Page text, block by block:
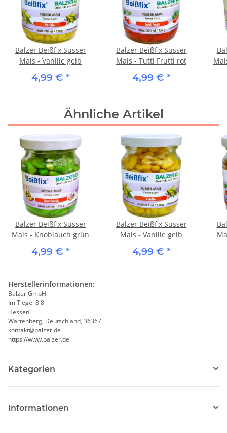
Balzer Beißfix Süsser
Mais - Vanille gelb
4,99 € *
Balzer Beißfix Süsser
Mais - Tutti Frutti rot
4,99 € *
Ähnliche Artikel
Balzer Beißfix Süsser
Mais - Knoblauch grün
4,99 € *
Balzer Beißfix Süsser
Mais - Vanille gelb
4,99 € *
Herstellerinformationen:
Balzer GmbH
Im Tiegel 8 8
Hessen
Wartenberg, Deutschland, 36367
kontakt@balzer.de
https://www.balzer.de
Kategorien
Informationen